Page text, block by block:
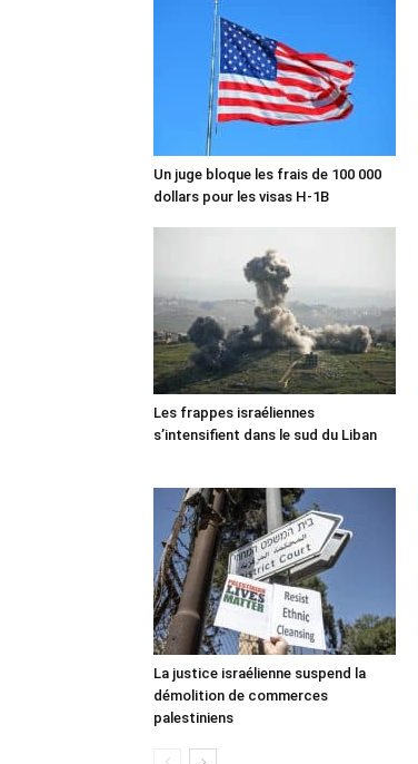
Un juge bloque les frais de 100 000
dollars pour les visas H-1B
Les frappes israéliennes
s’intensifient dans le sud du Liban
La justice israélienne suspend la
démolition de commerces
palestiniens